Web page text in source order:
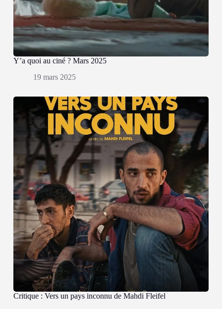
Y’a quoi au ciné ? Mars 2025
19 mars 2025
Critique : Vers un pays inconnu de Mahdi Fleifel